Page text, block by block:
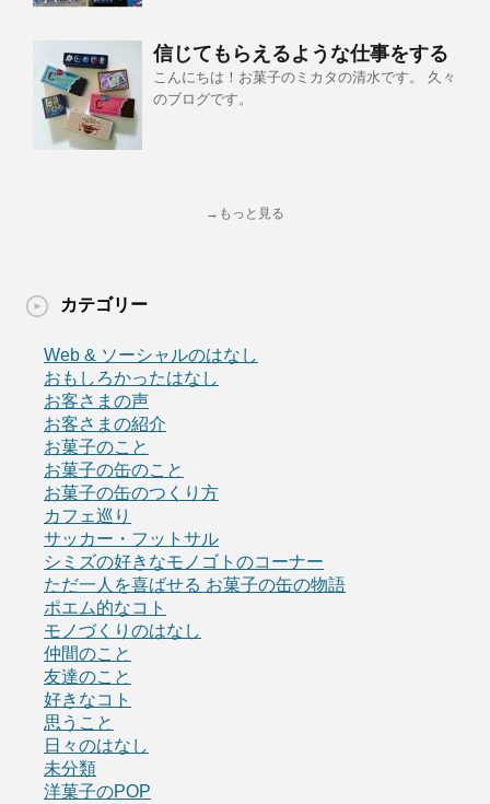
信じてもらえるような仕事をする
こんにちは！お菓子のミカタの清水です。 久々
のブログです。
→もっと見る
カテゴリー
Web & ソーシャルのはなし
おもしろかったはなし
お客さまの声
お客さまの紹介
お菓子のこと
お菓子の缶のこと
お菓子の缶のつくり方
カフェ巡り
サッカー・フットサル
シミズの好きなモノゴトのコーナー
ただ一人を喜ばせる お菓子の缶の物語
ポエム的なコト
モノづくりのはなし
仲間のこと
友達のこと
好きなコト
思うこと
日々のはなし
未分類
洋菓子のPOP